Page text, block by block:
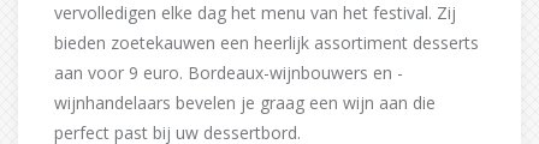
vervolledigen elke dag het menu van het festival. Zij
bieden zoetekauwen een heerlijk assortiment desserts
aan voor 9 euro. Bordeaux-wijnbouwers en -
wijnhandelaars bevelen je graag een wijn aan die
perfect past bij uw dessertbord.